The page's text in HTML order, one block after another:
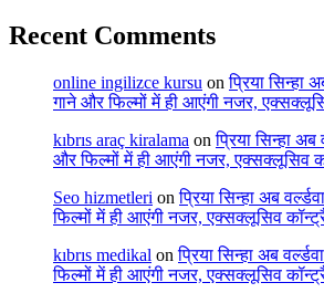
Recent Comments
online ingilizce kursu onप्रिया सिन्हा
गाने और फिल्मों में ही आएंगी नजर,
kıbrıs araç kiralama onप्रिया सिन्हा अब
और फिल्मों में ही आएंगी नजर, एक्सक्लूसिव
Seo hizmetleri onप्रिया सिन्हा अब
फिल्मों में ही आएंगी नजर, एक्सक्लूसिव
kıbrıs medikal onप्रिया सिन्हा अब
फिल्मों में ही आएंगी नजर, एक्सक्लूसिव